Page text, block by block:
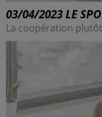
03/04/2023 LE
La coopération